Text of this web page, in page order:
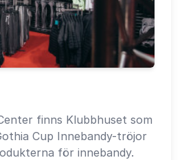
finns Klubbhuset som
Cup Innebandy-tröjor
för innebandy.